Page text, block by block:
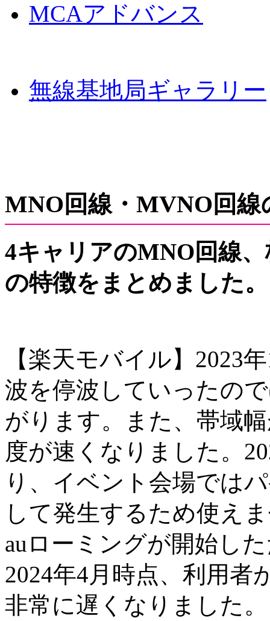
MCAアドバンス
無線基地局ギャラリー
MNO回線・MVNO回線
4キャリアのMNO回線
の特徴をまとめました
【楽天モバイル】2023
波を停波していったの
がります。また、帯域
度が速くなりました。
り、イベント会場では
して発生するため使え
auローミングが開始し
2024年4月時点、利用者
非常に遅くなりました